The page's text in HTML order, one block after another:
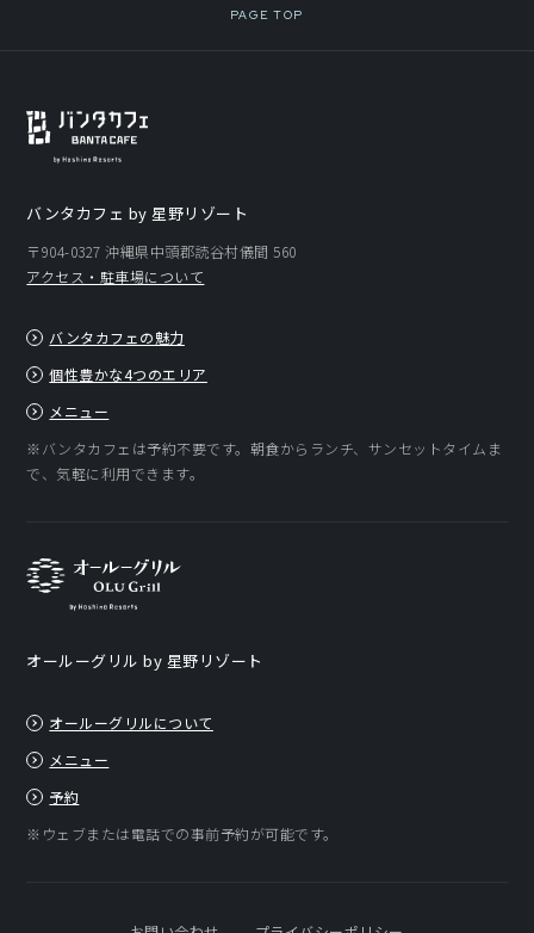
PAGE TOP
バンタカフェ by 星野リゾート
〒904-0327 沖縄県中頭郡読谷村儀間 560
アクセス・駐車場について
バンタカフェの魅力
個性豊かな4つのエリア
メニュー
※バンタカフェは予約不要です。朝食からランチ、サンセットタイムま
で、気軽に利用できます。
オールーグリル by 星野リゾート
オールーグリルについて
メニュー
予約
※ウェブまたは電話での事前予約が可能です。